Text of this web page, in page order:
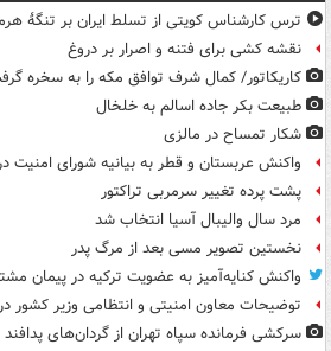
ترس کارشناس کویتی از تسلط ایران بر تنگۀ
نقشه کشی برای فتنه و اصرار بر دروغ
کاریکاتور/ کمال شرف توافق مکه را به سخره
طبیعت بکر جاده اسالم به خلخال
شکار تمساح در مالزی
واکنش عربستان و قطر به بیانیه شورای امنیت
پشت پرده تغییر سرمربی تراکتور
مرد سال والیبال آسیا انتخاب شد
نخستین تصویر مسی بعد از مرگ پدر
واکنش کنایه‌آمیز به عضویت ترکیه در پیمان
توضیحات معاون امنیتی و انتظامی وزیر کشور
سرکشی فرمانده سپاه تهران از گردان‌های پدافند